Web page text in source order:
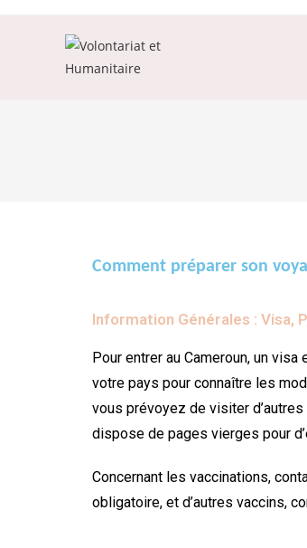
Comment préparer son
Information Générales : Visa,
Pour entrer au Cameroun, un
votre pays pour connaître les
vous prévoyez de visiter
dispose de pages vierges pour
Concernant les vaccinations,
obligatoire, et d’autres vaccins,